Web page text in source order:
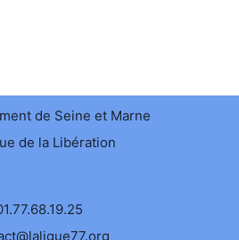
de Seine et Marne
de la Libération